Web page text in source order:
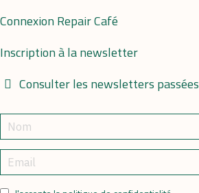
Connexion Repair Café
Inscription à la newsletter
Consulter les newsletters passées